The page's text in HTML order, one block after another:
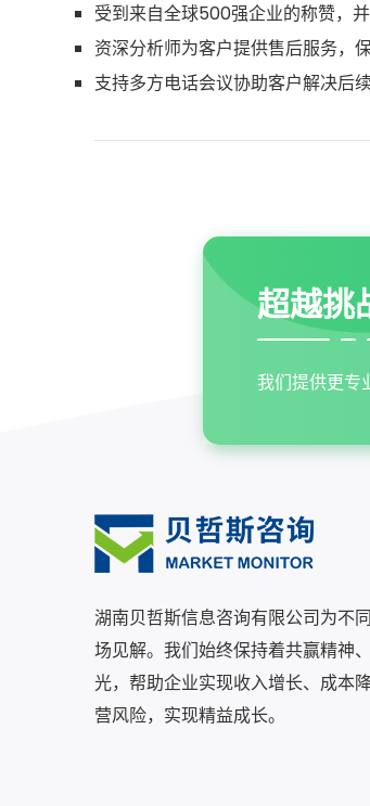
受到来自全球500强企业的称赞，
资深分析师为客户提供售后服务，
支持多方电话会议协助客户解决后
超越挑
我们提供更专
湖南贝哲斯信息咨询有限公司为不
场见解。我们始终保持着共赢精神
光，帮助企业实现收入增长、成本
营风险，实现精益成长。